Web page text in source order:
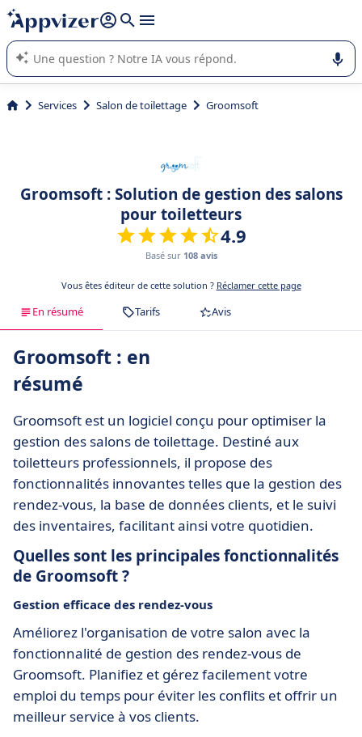
répondre (plusieurs lignes avec
L'IA de Appvizer vous guide dans l'utilisation ou la sélection de
logiciel SaaS en entreprise.
Services Salon de toilettage Groomsoft
Groomsoft : Solution de gestion des salons
pour toiletteurs
4.9
Basé sur 108 avis
Vous êtes éditeur de cette solution ? Réclamer cette page
En résumé Tarifs Avis
Groomsoft : en
résumé
Groomsoft est un logiciel conçu pour optimiser la
gestion des salons de toilettage. Destiné aux
toiletteurs professionnels, il propose des
fonctionnalités innovantes telles que la gestion des
rendez-vous, la base de données clients, et le suivi
des inventaires, facilitant ainsi votre quotidien.
Quelles sont les principales fonctionnalités
de Groomsoft ?
Gestion efficace des rendez-vous
Améliorez l'organisation de votre salon avec la
fonctionnalité de gestion des rendez-vous de
Groomsoft. Planifiez et gérez facilement votre
emploi du temps pour éviter les conflits et offrir un
meilleur service à vos clients.